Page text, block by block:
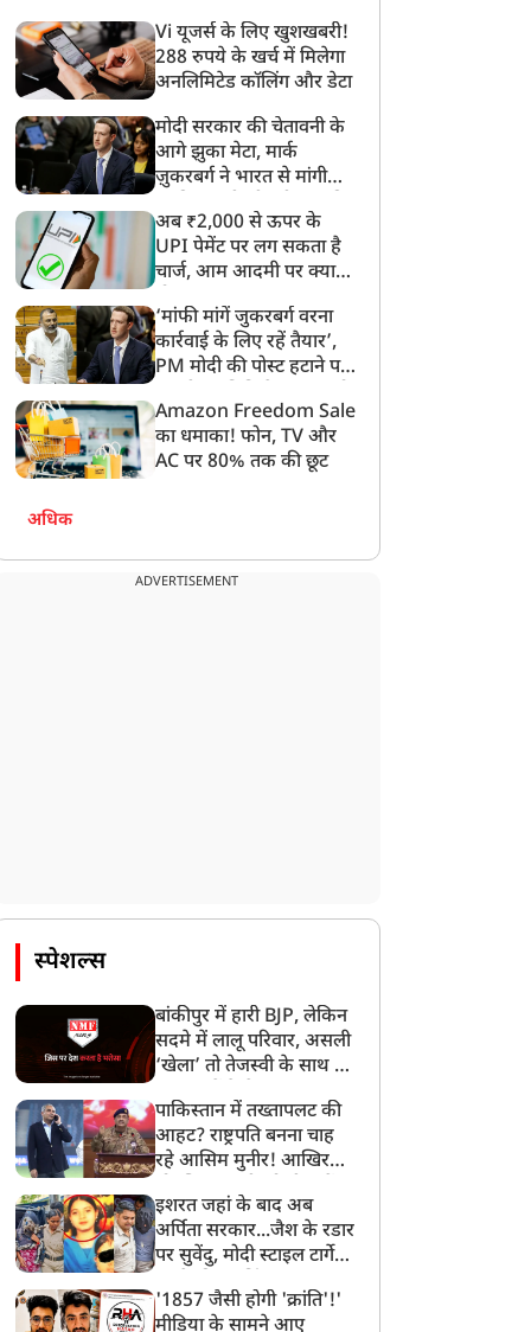
Vi यूजर्स के लिए खुशखबरी!
288 रुपये के खर्च में मिलेगा
अनलिमिटेड कॉलिंग और डेटा
मोदी सरकार की चेतावनी के
आगे झुका मेटा, मार्क
ज़ुकरबर्ग ने भारत से मांगी
अब ₹2,000 से ऊपर के
UPI पेमेंट पर लग सकता है
चार्ज, आम आदमी पर क्या
‘मांफी मांगें जुकरबर्ग वरना
कार्रवाई के लिए रहें तैयार’,
PM मोदी की पोस्ट हटाने पर
लगाई फटकार
Amazon Freedom Sale
का धमाका! फोन, TV और
AC पर 80% तक की छूट
अधिक
ADVERTISEMENT
स्पेशल्स
बांकीपुर में हारी BJP, लेकिन
सदमे में लालू परिवार, असली
‘खेला’ तो तेजस्वी के साथ हो
पाकिस्तान में तख्तापलट की
आहट? राष्ट्रपति बनना चाह
रहे आसिम मुनीर! आखिर
बनाया मोहरा?
इशरत जहां के बाद अब
अर्पिता सरकार...जैश के रडार
पर सुवेंदु, मोदी स्टाइल टार्गेट
बड़ा एक्शन!
'1857 जैसी होगी 'क्रांति'!'
मीडिया के सामने आए